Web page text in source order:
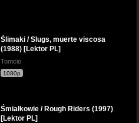
Ślimaki / Slugs, muerte viscosa
(1988) [Lektor PL]
Tomcio
1080p
Śmiałkowie / Rough Riders (1997)
[Lektor PL]